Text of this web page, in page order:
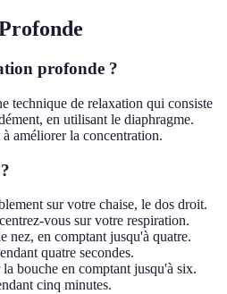
profonde ?
technique de relaxation qui consiste
en utilisant le diaphragme.
améliorer la concentration.
sur votre chaise, le dos droit.
vous sur votre respiration.
nez, en comptant jusqu'à quatre.
quatre secondes.
bouche en comptant jusqu'à six.
cinq minutes.